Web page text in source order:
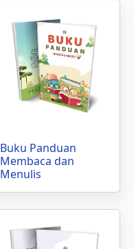
Buku Panduan
Membaca dan
Menulis